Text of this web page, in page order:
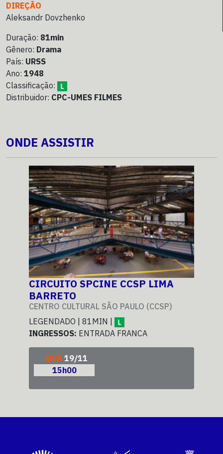
DIREÇÃO
Aleksandr Dovzhenko
Duração: 81min
Gênero: Drama
País: URSS
Ano: 1948
Classificação:
Distribuidor: CPC-UMES FILMES
ONDE ASSISTIR
CIRCUITO SPCINE CCSP LIMA
BARRETO
CENTRO CULTURAL SÃO PAULO (CCSP)
LEGENDADO | 81MIN |
INGRESSOS: ENTRADA FRANCA
QUA 19/11
15h00